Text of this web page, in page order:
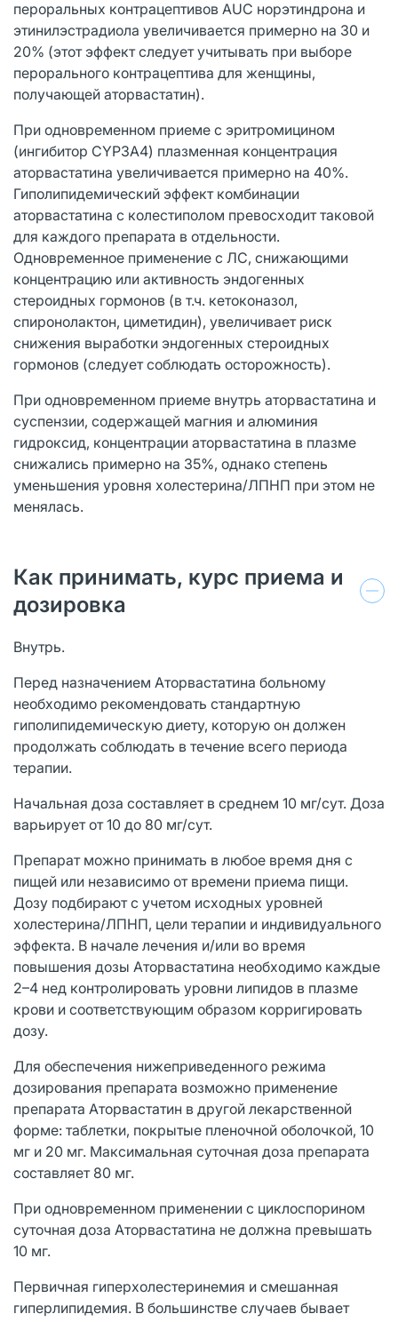
пероральных контрацептивов AUC норэтиндрона и
этинилэстрадиола увеличивается примерно на 30 и
20% (этот эффект следует учитывать при выборе
перорального контрацептива для женщины,
получающей аторвастатин).
При одновременном приеме с эритромицином
(ингибитор CYP3A4) плазменная концентрация
аторвастатина увеличивается примерно на 40%.
Гиполипидемический эффект комбинации
аторвастатина с колестиполом превосходит таковой
для каждого препарата в отдельности.
Одновременное применение с ЛС, снижающими
концентрацию или активность эндогенных
стероидных гормонов (в т.ч. кетоконазол,
спиронолактон, циметидин), увеличивает риск
снижения выработки эндогенных стероидных
гормонов (следует соблюдать осторожность).
При одновременном приеме внутрь аторвастатина и
суспензии, содержащей магния и алюминия
гидроксид, концентрации аторвастатина в плазме
снижались примерно на 35%, однако степень
уменьшения уровня холестерина/ЛПНП при этом не
менялась.
Как принимать, курс приема и
дозировка
Внутрь.
Перед назначением Аторвастатина больному
необходимо рекомендовать стандартную
гиполипидемическую диету, которую он должен
продолжать соблюдать в течение всего периода
терапии.
Начальная доза составляет в среднем 10 мг/сут. Доза
варьирует от 10 до 80 мг/сут.
Препарат можно принимать в любое время дня с
пищей или независимо от времени приема пищи.
Дозу подбирают с учетом исходных уровней
холестерина/ЛПНП, цели терапии и индивидуального
эффекта. В начале лечения и/или во время
повышения дозы Аторвастатина необходимо каждые
2–4 нед контролировать уровни липидов в плазме
крови и соответствующим образом корригировать
дозу.
Для обеспечения нижеприведенного режима
дозирования препарата возможно применение
препарата Аторвастатин в другой лекарственной
форме: таблетки, покрытые пленочной оболочкой, 10
мг и 20 мг. Максимальная суточная доза препарата
составляет 80 мг.
При одновременном применении с циклоспорином
суточная доза Аторвастатина не должна превышать
10 мг.
Первичная гиперхолестеринемия и смешанная
гиперлипидемия. В большинстве случаев бывает